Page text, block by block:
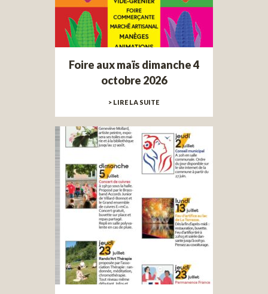
Foire aux maïs dimanche 4
octobre 2026
> LIRE LA SUITE